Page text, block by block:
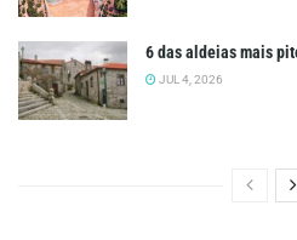
6 das aldeias mais
JUL 4, 2026